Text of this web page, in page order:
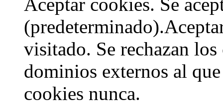
Aceptar cookies. Se
visitado. Se rechazan
dominios externos al
cookies nunca.